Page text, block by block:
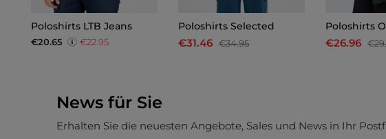
Poloshirts LTB Jeans
€20.65 €22.95
Poloshirts Selected
€31.46 €34.95
Poloshirts
€26.96
News für Sie
Erhalten Sie die neuesten Angebote, Sales und News in Ihr